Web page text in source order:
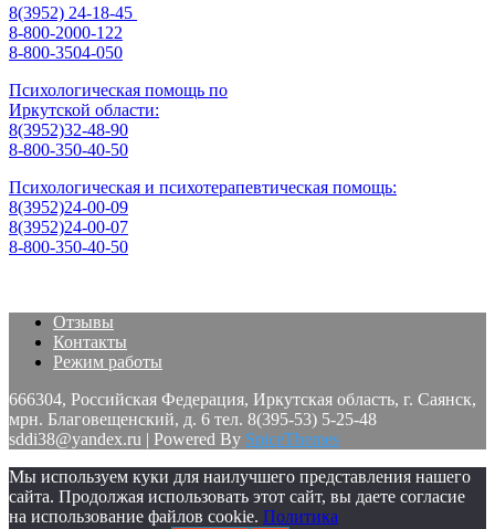
8(3952) 24-18-45
8-800-2000-122
8-800-3504-050
Психологическая помощь по
Иркутской области:
8(3952)32-48-90
8-800-350-40-50
Психологическая и психотерапевтическая помощь:
8(3952)24-00-09
8(3952)24-00-07
8-800-350-40-50
Отзывы
Контакты
Режим работы
666304, Российская Федерация, Иркутская область, г. Саянск,
мрн. Благовещенский, д. 6 тел. 8(395-53) 5-25-48
sddi38@yandex.ru | Powered By SpiceThemes
Мы используем куки для наилучшего представления нашего
сайта. Продолжая использовать этот сайт, вы даете согласие
на использование файлов cookie. Политика